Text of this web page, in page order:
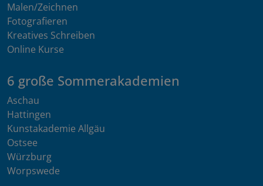
Malen/Zeichnen
Fotografieren
Kreatives Schreiben
Online Kurse
6 große Sommerakademien
Aschau
Hattingen
Kunstakademie Allgäu
Ostsee
Würzburg
Worpswede